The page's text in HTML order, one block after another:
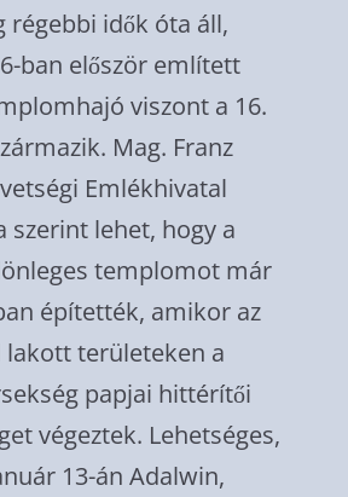
régebbi idők óta áll,
ban először említett
viszont a 16.
Mag. Franz
Emlékhivatal
szerint lehet, hogy a
templomot már
építették, amikor az
lakott területeken a
papjai hittérítői
végeztek. Lehetséges,
13-án Adalwin,